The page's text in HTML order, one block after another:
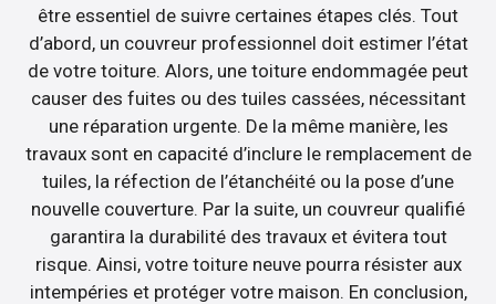
être essentiel de suivre certaines étapes clés. Tout
d’abord, un couvreur professionnel doit estimer l’état
de votre toiture. Alors, une toiture endommagée peut
causer des fuites ou des tuiles cassées, nécessitant
une réparation urgente. De la même manière, les
travaux sont en capacité d’inclure le remplacement de
tuiles, la réfection de l’étanchéité ou la pose d’une
nouvelle couverture. Par la suite, un couvreur qualifié
garantira la durabilité des travaux et évitera tout
risque. Ainsi, votre toiture neuve pourra résister aux
intempéries et protéger votre maison. En conclusion,